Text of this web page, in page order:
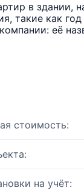
в здании,
такие как
её
стоимость:
на учёт: